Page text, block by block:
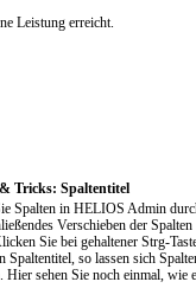
Leistung erreicht.
Tricks: Spaltentitel
Spalten in HELIOS Admin
Verschieben der Spalten
Sie bei gehaltener Strg-
Spaltentitel, so lassen sich
Hier sehen Sie noch einmal, wie